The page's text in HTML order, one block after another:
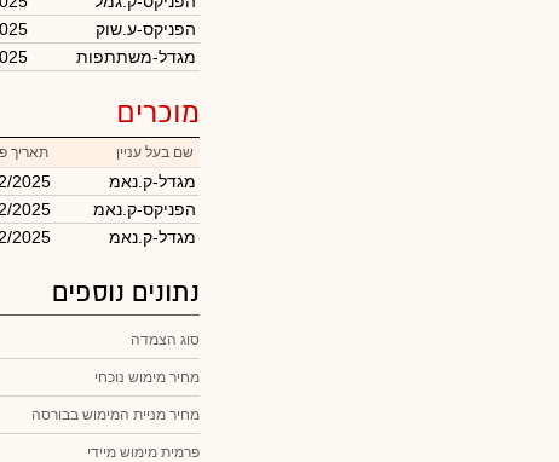
הפניקס-ע.שוק
מגדל-משתתפות
מוכרים
שם בעל עניין תאריך
מגדל-ק.נאמ 2025
הפניקס-ק.נאמ
2025
מגדל-ק.נאמ
2025
נתונים נוספים
סוג הצמדה
מחיר מימוש נוכחי
מחיר מניית המימוש בבורסה
פרמית מימוש מיידי